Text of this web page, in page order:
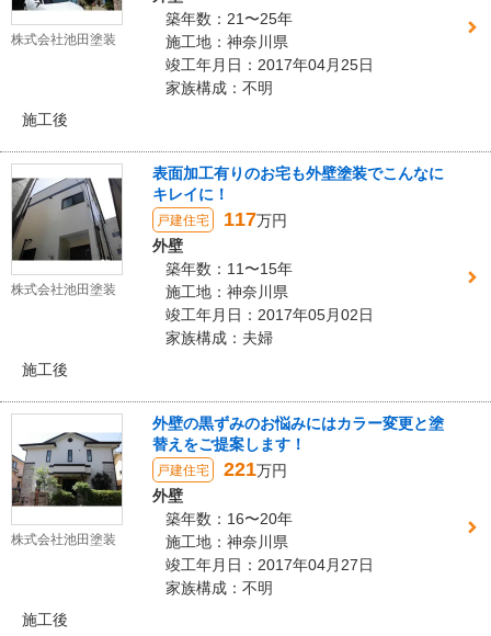
株式会社池田塗装
築年数：21〜25年
施工地：神奈川県
竣工年月日：2017年04月25日
家族構成：不明
施工後
株式会社池田塗装
表面加工有りのお宅も外壁塗装でこんなに
キレイに！
戸建住宅 117万円
外壁
築年数：11〜15年
施工地：神奈川県
竣工年月日：2017年05月02日
家族構成：夫婦
施工後
株式会社池田塗装
外壁の黒ずみのお悩みにはカラー変更と塗
替えをご提案します！
戸建住宅 221万円
外壁
築年数：16〜20年
施工地：神奈川県
竣工年月日：2017年04月27日
家族構成：不明
施工後